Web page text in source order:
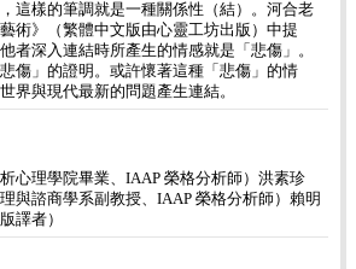
這樣的筆調就是一種關係性（結）。河合老
術》（繁體中文版由心靈工坊出版）中提
者深入連結時所產生的情感就是「悲傷」。
傷」的證明。或許懷著這種「悲傷」的情
界與現代最新的問題產生連結。
心理學院畢業、IAAP 榮格分析師）洪素珍
與諮商學系副教授、IAAP 榮格分析師）賴明
譯者）